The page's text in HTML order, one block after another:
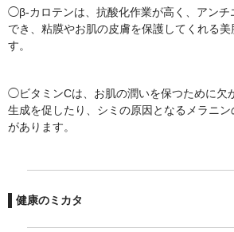
◯β-カロテンは、抗酸化作業が高く、アンチ
でき、粘膜やお肌の皮膚を保護してくれる
す。
◯ビタミンCは、お肌の潤いを保つために欠
生成を促したり、シミの原因となるメラニン
があります。
健康のミカタ